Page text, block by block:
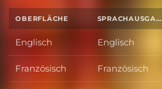
OBERFLÄCHE SPRACHAUSGABE
Englisch Englisch
Französisch Französisch